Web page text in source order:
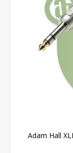
Adam Hall